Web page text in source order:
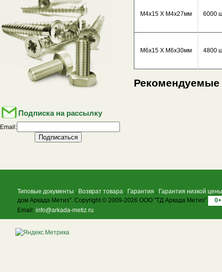
М4х15 Х М4х27мм 6000
М6х15 Х М6х30мм 4800
Подписка на рассылку
Email:
Типовые документы , Возврат товара , Гарантия , Гарантия низкой цены
дом Аркада Метиз". Copyright © 2009-2026 ООО "ТД Аркада Метиз"
0+
Email: info@arkada-metiz.ru